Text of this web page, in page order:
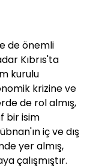
de önemli
Kıbrıs'ta
kurulu
krizine ve
de rol almış,
bir isim
iç ve dış
yer almış,
çalışmıştır.